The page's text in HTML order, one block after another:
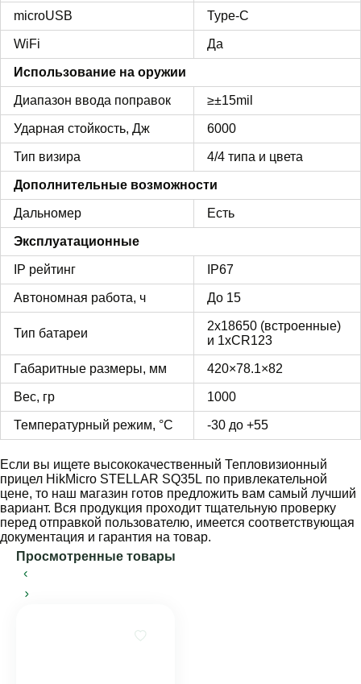
microUSB Type-C
WiFi Да
Использование на оружии
Диапазон ввода поправок ≥±15mil
Ударная стойкость, Дж 6000
Тип визира 4/4 типа и цвета
Дополнительные возможности
Дальномер Есть
Эксплуатационные
IP рейтинг IP67
Автономная работа, ч До 15
Тип батареи
2х18650 (встроенные)
и 1хCR123
Габаритные размеры, мм 420×78.1×82
Вес, гр 1000
Температурный режим, °C -30 до +55
Если вы ищете высококачественный Тепловизионный
прицел HikMicro STELLAR SQ35L по привлекательной
цене, то наш магазин готов предложить вам самый лучший
вариант. Вся продукция проходит тщательную проверку
перед отправкой пользователю, имеется соответствующая
документация и гарантия на товар.
Просмотренные товары